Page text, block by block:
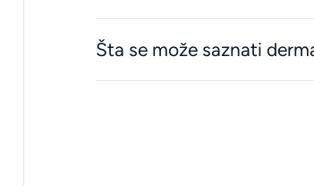
Šta se može saznati